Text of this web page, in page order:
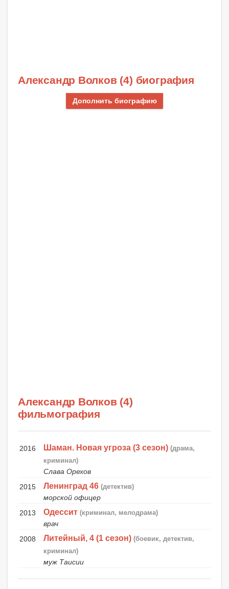
Александр Волков (4) биография
Дополнить биографию
Александр Волков (4)
фильмография
2016 Шаман. Новая угроза (3 сезон) (драма,
криминал)
Слава Орехов
2015
Ленинград 46 (детектив)
морской офицер
2013
Одессит (криминал, мелодрама)
врач
2008
Литейный, 4 (1 сезон) (боевик, детектив,
криминал)
муж Таисии